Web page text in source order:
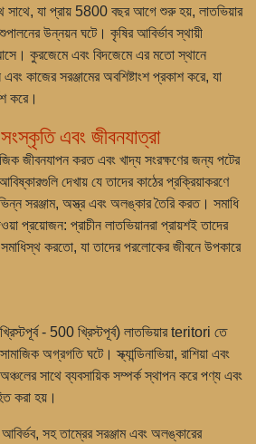
সাথে, যা প্রায় 5800 বছর আগে শুরু হয়, লাতভিয়ার
উন্নয়ন ঘটে। কৃষির আবির্ভাব স্থায়ী
কুরজেমে এবং বিদজেমেএর মতো স্থানে
কাজের সরঞ্জামের অবশিষ্টাংশ প্রকাশ করে, যা
করে।
এবং জীবনযাত্রা
জীবনযাপন করত এবং খাদ্য সংরক্ষণের জন্য পটের
দেখায় যে তাদের কাঠের প্রক্রিয়াকরণে
সরঞ্জাম, অস্ত্র এবং অলঙ্কার তৈরি করত। সমাধি
প্রয়োজন: প্রাচীন লাতভিয়ানরা প্রায়শই তাদের
করতো, যা তাদের পরলোকের জীবনে উপকারে
- 500 খ্রিস্টপূর্ব) লাতভিয়ার teritori তে
অগ্রগতি ঘটে। স্ক্যান্ডিনাভিয়া, রাশিয়া এবং
অঞ্চলের সাথে ব্যবসায়িক সম্পর্ক স্থাপন করে পণ্য এবং
করা হয়।
সহ তাম্রের সরঞ্জাম এবং অলঙ্কারের